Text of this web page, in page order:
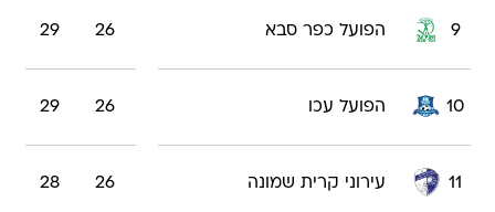
9 הפועל כפר סבא 26
29
10 הפועל עכו 26
29
11 עירוני קרית שמונה 26
28